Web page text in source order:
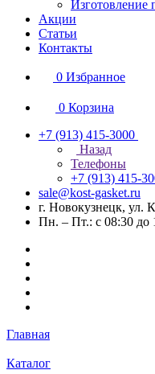
Изготовление
Акции
Статьи
Контакты
0 Избранное
0 Корзина
+7 (913) 415-3000
Назад
Телефоны
+7 (913) 415-
sale@kost-gasket.ru
г. Новокузнецк, ул.
Пн. – Пт.: с 08:30 до
Главная
Каталог